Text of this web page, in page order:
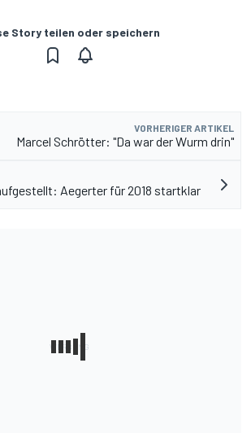
Story teilen oder speichern
VORHERIGER ARTIKEL
Marcel Schrötter: "Da war der Wurm drin"
Aegerter für 2018 startklar